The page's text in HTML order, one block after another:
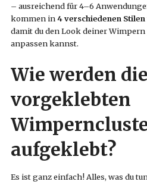
– ausreichend für 4–6
kommen in4 verschiedenen
damit du den Look deiner
anpassen kannst.
Wie werden die
vorgeklebten
aufgeklebt?
Es ist ganz einfach! Alles, was du